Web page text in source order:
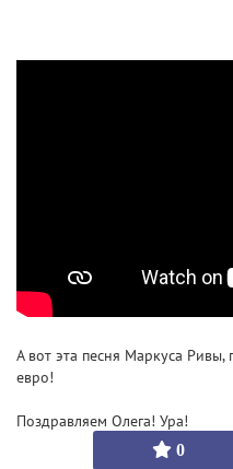
0
А вот эта песня Маркуса Ривы,
евро!
Поздравляем Олега! Ура!